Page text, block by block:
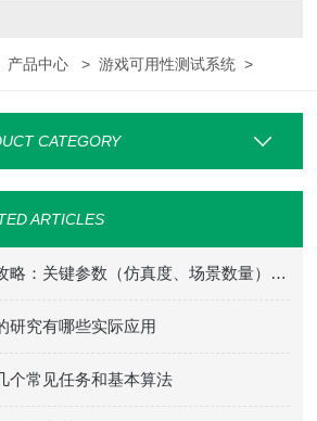
产品中心 >游戏可用性测试系统 >
CATEGORY
ARTICLES
驾驶模拟器选购攻略：关键参数（仿真度、场景数量）+ 适配场景
研究有哪些实际应用
个常见任务和基本算法